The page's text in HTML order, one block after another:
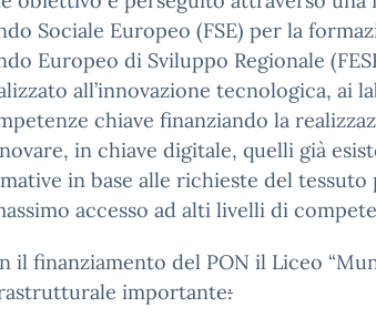
Sociale Europeo (FSE) per la
Europeo di Sviluppo Regionale
all’innovazione tecnologica, ai
chiave finanziando la
in chiave digitale, quelli già
in base alle richieste del
accesso ad alti livelli di
il finanziamento del PON il Liceo
importante: